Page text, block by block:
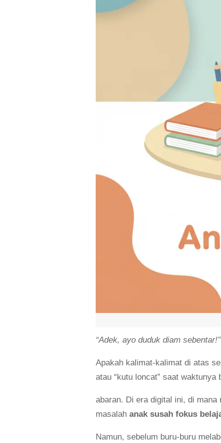
“Adek, ayo duduk diam sebentar!”
Apakah kalimat-kalimat di atas
atau “kutu loncat” saat
abaran. Di era digital ini, di mana
masalahanak susah fokus
Namun, sebelum buru-buru